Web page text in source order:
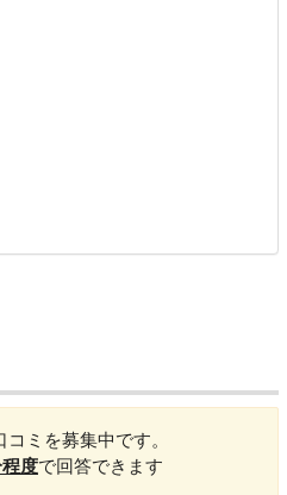
コミを募集中です。
度で回答できます